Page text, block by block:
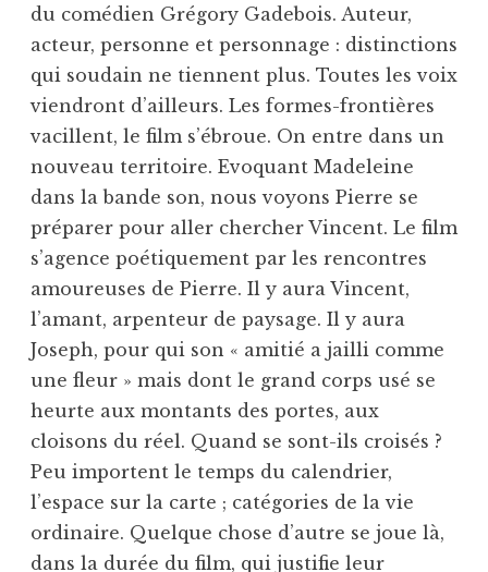
du comédien Grégory Gadebois. Auteur,
acteur, personne et personnage : distinctions
qui soudain ne tiennent plus. Toutes les voix
viendront d’ailleurs. Les formes-frontières
vacillent, le film s’ébroue. On entre dans un
nouveau territoire. Evoquant Madeleine
dans la bande son, nous voyons Pierre se
préparer pour aller chercher Vincent. Le film
s’agence poétiquement par les rencontres
amoureuses de Pierre. Il y aura Vincent,
l’amant, arpenteur de paysage. Il y aura
Joseph, pour qui son « amitié a jailli comme
une fleur » mais dont le grand corps usé se
heurte aux montants des portes, aux
cloisons du réel. Quand se sont-ils croisés ?
Peu importent le temps du calendrier,
l’espace sur la carte ; catégories de la vie
ordinaire. Quelque chose d’autre se joue là,
dans la durée du film, qui justifie leur